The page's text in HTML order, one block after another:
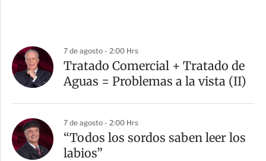
7 de agosto - 2:00 Hrs
Tratado Comercial + Tratado de
Aguas = Problemas a la vista (II)
7 de agosto - 2:00 Hrs
“Todos los sordos saben leer los
labios”